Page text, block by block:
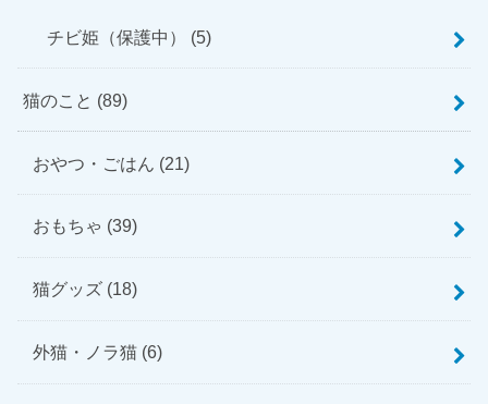
チビ姫（保護中） (5)
猫のこと (89)
おやつ・ごはん (21)
おもちゃ (39)
猫グッズ (18)
外猫・ノラ猫 (6)